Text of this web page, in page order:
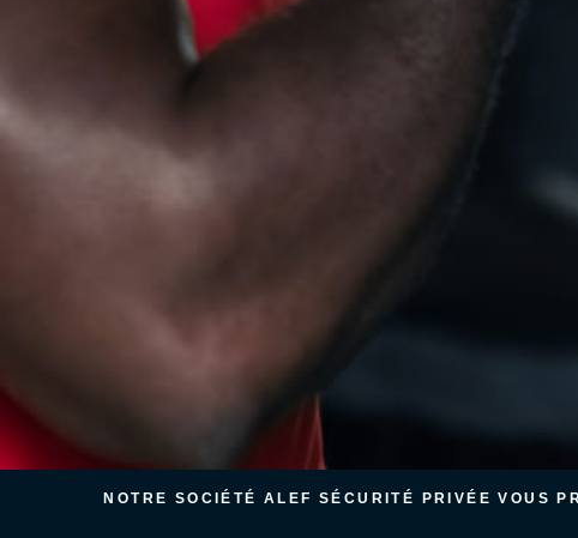
NOTRE SOCIÉTÉ ALEF SÉCURITÉ PRIVÉE VOUS